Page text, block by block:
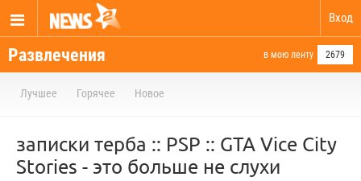
Вход
Развлечения в мою ленту 2679
Лучшее Горячее Новое
записки терба :: PSP :: GTA Vice City
Stories - это больше не слухи